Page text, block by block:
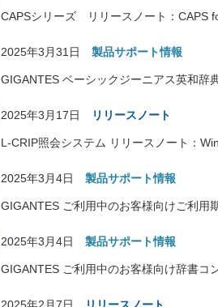
CAPSシリーズ リリースノート：CAPS
2025年3月31日 製品サポート情報
GIGANTES ベーシックジーニアス英和辞
2025年3月17日 リリースノート
L-CRIP照会システム リリースノート：
2025年3月4日 製品サポート情報
GIGANTES ご利用中のお客様向けご利用
2025年3月4日 製品サポート情報
GIGANTES ご利用中のお客様向け辞書コ